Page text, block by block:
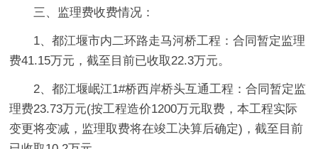
三、监理费收费情况：
1、都江堰市内二环路走马河桥工程：合同暂定监理
费41.15万元，截至目前已收取22.3万元。
2、都江堰岷江1#桥西岸桥头互通工程：合同暂定监
理费23.73万元(按工程造价1200万元取费，本工程实际
变更将变减，监理取费将在竣工决算后确定)，截至目前